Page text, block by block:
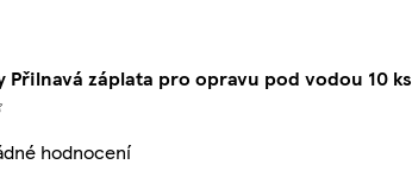
Přilnavá záplata pro opravu pod vodou 10 ks
hodnocení